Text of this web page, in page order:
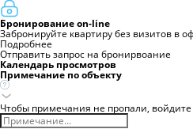
Бронирование on-line
Забронируйте квартиру без визитов в
Подробнее
Отправить запрос на бронирвоание
Календарь просмотров
Примечание по объекту
Чтобы примечания не пропали, войдите